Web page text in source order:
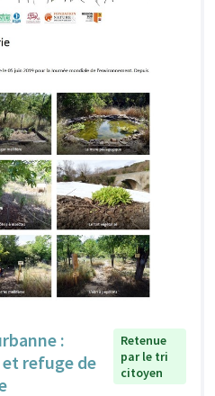
:
et refuge de
Retenue
par le tri
citoyen